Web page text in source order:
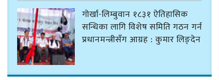
गोर्खा-लिम्बुवान १८३१ ऐतिहासिक
सन्धिका लागि विशेष समिति गठन गर्न
प्रधानमन्त्रीसँग आग्रह : कुमार लिङ्देन